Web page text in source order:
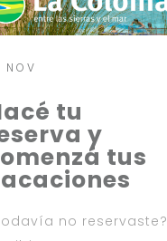
NOV
tu
y
tus
no reservaste?